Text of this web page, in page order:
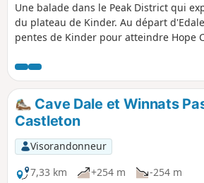
Une balade dans le Peak District qui
du plateau de Kinder. Au départ
pentes de Kinder pour atteindre Hope
en altitude pour revenir à Edale via
Cave Dale et Winnats
Castleton
Visorandonneur
7,33 km
+254 m
-254 m